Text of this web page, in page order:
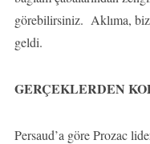
görebilirsiniz. Aklıma,
geldi.
GERÇEKLERDEN
Persaud’a göre Prozac